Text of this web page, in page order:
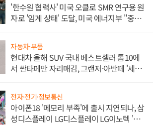
'한수원 협력사' 미국 오클로 SMR 연구용 원
자로 '임계 상태' 도달, 미국 에너지부 "중요
자동차·부품
현대차 올해 SUV 국내 베스트셀러 톱10에
서 싼타페만 자리매김, 그랜저·아반떼 '세단
전자·전기·정보통신
아이폰18 '메모리 부족'에 출시 지연되나, 삼
성디스플레이 LG디스플레이 LG이노텍 '탈